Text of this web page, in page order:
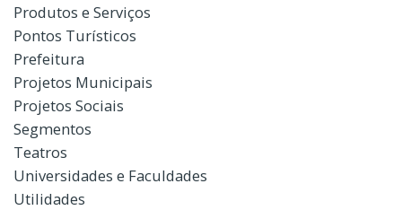
Produtos e Serviços
Pontos Turísticos
Prefeitura
Projetos Municipais
Projetos Sociais
Segmentos
Teatros
Universidades e Faculdades
Utilidades